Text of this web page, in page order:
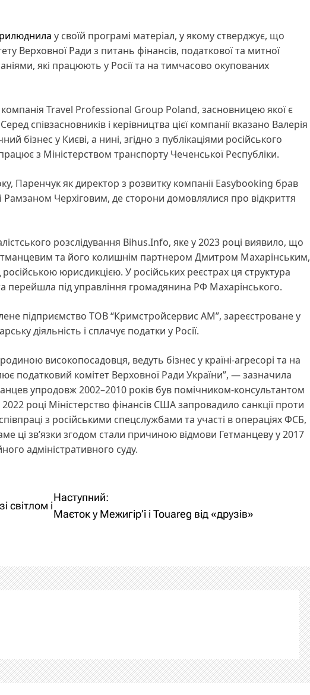
у своїй програмі матеріал, у якому стверджує, що
Верховної Ради з питань фінансів, податкової та митної
які працюють у Росії та на тимчасово окупованих
Travel Professional Group Poland, засновницею якої є
співзасновників і керівництва цієї компанії вказано Валерія
бізнес у Києві, а нині, згідно з публікаціями російського
з Міністерством транспорту Чеченської Республіки.
Паренчук як директор з розвитку компанії Easybooking брав
Рамзаном Черхіговим, де сторони домовлялися про відкриття
розслідування Bihus.Info, яке у 2023 році виявило, що
та його колишнім партнером Дмитром Махарінським,
російською юрисдикцією. У російських реєстрах ця структура
перейшла під управління громадянина РФ Махарінського.
підприємство ТОВ “Кримстройсервис АМ”, зареєстроване у
діяльність і сплачує податки у Росії.
високопосадовця, ведуть бізнес у країні-агресорі та на
податковий комітет Верховної Ради України”, — зазначила
упродовж 2002–2010 років був помічником-консультантом
році Міністерство фінансів США запровадило санкції проти
з російськими спецслужбами та участі в операціях ФСБ,
ці зв’язки згодом стали причиною відмови Гетманцеву у 2017
адміністративного суду.
світлом і
Наступний:
Маєток у Межигір’ї і Touareg від «друзів»